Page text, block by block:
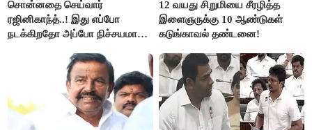
சொன்னதை செய்வார்
ரஜினிகாந்த்..! இது எப்போ
நடக்கிறதோ அப்போ நிச்சயமாக
ரஜினிகாந்த்..!
12 வயது சிறுமியை சீரழித்த
இளைஞருக்கு 10 ஆண்டுகள்
கடுங்காவல் தண்டனை!